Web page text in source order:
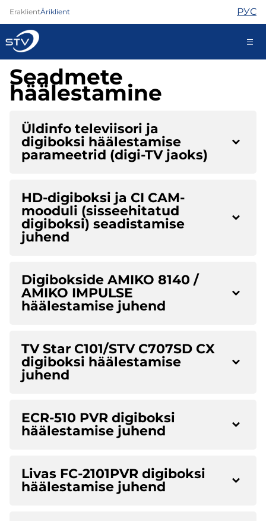
EraklientÄriklient РУС
kontakt@stv.ee
Iseteenindus
Internet
Turvateenused
Abi
Pood
Kontaktid
Seadmete
häälestamine
Üldinfo televiisori ja
digiboksi häälestamise
parameetrid (digi-TV jaoks)
HD-digiboksi ja CI CAM-
mooduli (sisseehitatud
digiboksi) seadistamise
juhend
Digibokside AMIKO 8140 /
AMIKO IMPULSE
häälestamise juhend
TV Star C101/STV C707SD CX
digiboksi häälestamise
juhend
ECR-510 PVR digiboksi
häälestamise juhend
Livas FC-2101PVR digiboksi
häälestamise juhend